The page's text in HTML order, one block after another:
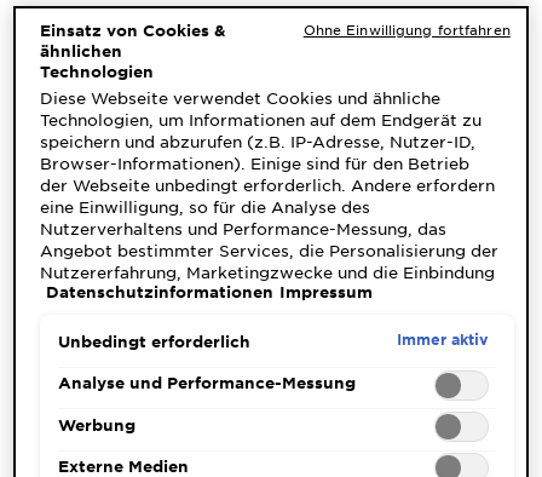
KÖRPERPFLEGE
SERVICES
&
DIAGNOSTIK
ENTDECKEN
Unsere
Inhaltsstoffe
Neu!
Garnier x
Bündchen
Garnier's Weg
zur
Du trockene oder empfindliche Haut hast, zu
Unreinheiten oder Pickeln neigst oder Deine Haut
besonders pflegeleicht ist – wir von Garnier bieten Dir
die passende Gesichtspflege für jedes Hautbedürfniss.
Gesichtspflege-Marken
Einsatz von Cookies &
ähnlichen
Technologien
Diese Webseite verwendet Cookies und ähnliche
Technologien, um Informationen auf dem Endgerät zu
speichern und abzurufen (z.B. IP-Adresse, Nutzer-ID,
Browser-Informationen). Einige sind für den Betrieb
der Webseite unbedingt erforderlich. Andere erfordern
eine Einwilligung, so für die Analyse des
Nutzerverhaltens und Performance-Messung, das
Angebot bestimmter Services, die Personalisierung der
Nutzererfahrung, Marketingzwecke und die Einbindung
externer Medien. Nicht unbedingt erforderliche Cookies
abgelehnt ("Ohne Einwilligung fortfahren")
sind ebenfalls möglich und speicherbar ("Auswahl
speichern"). Die Auswahl kann jederzeit unter dem Link
"Cookie-Einstellungen" angepasst werden. Für weitere
Informationen s. unsere Datenschutzinformationen.
Datenschutzinformationen Impressum
Unbedingt erforderlich Immer aktiv
Analyse und Performance-Messung
Werbung
Externe Medien
Ohne Einwilligung fortfahren